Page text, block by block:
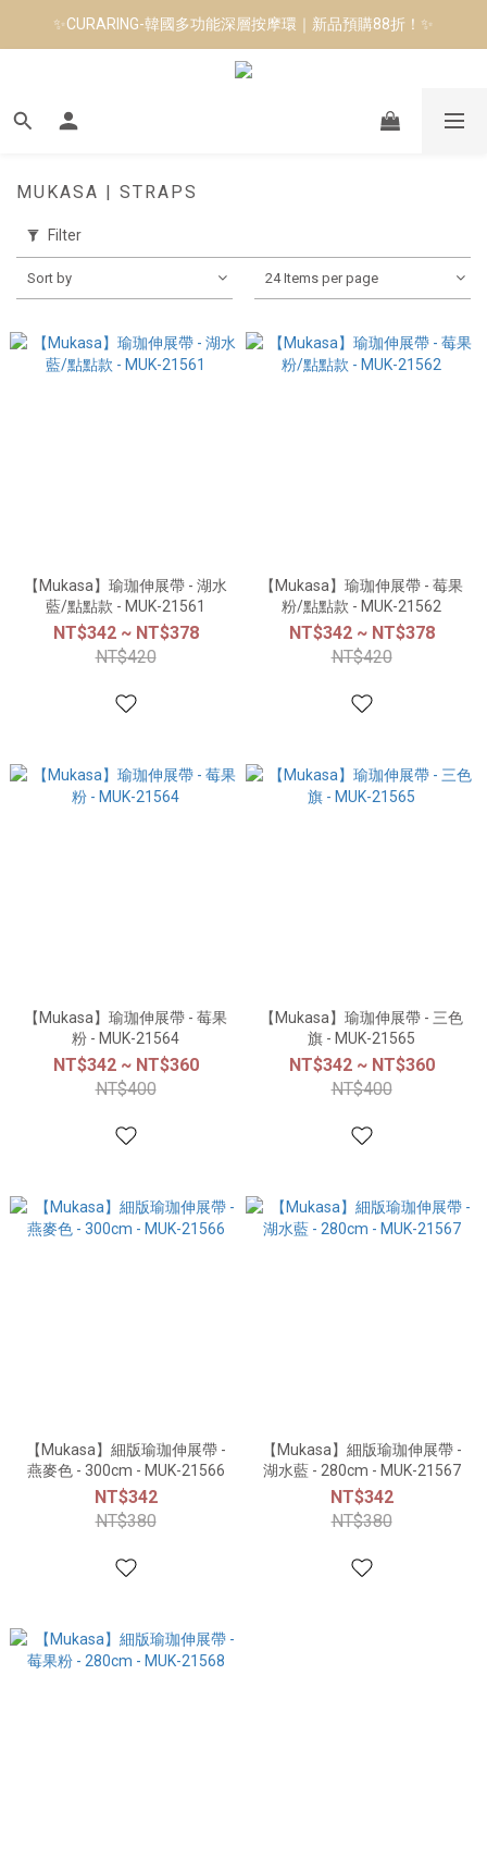
8月短跑滿額贈 | 88 神隊友，好禮爸氣登場
✨CURARING-韓國多功能深層按摩環｜新品預購88折！✨
Manduka-跟著青蛙去旅行｜快閃第二站-台南
8月短跑滿額贈 | 88 神隊友，好禮爸氣登場
MUKASA | STRAPS
Filter
Sort by 24 Items per page
【Mukasa】瑜珈伸展帶 - 湖水
藍/點點款 - MUK-21561
NT$342 ~ NT$378
NT$420
【Mukasa】瑜珈伸展帶 - 莓果
粉/點點款 - MUK-21562
NT$342 ~ NT$378
NT$420
【Mukasa】瑜珈伸展帶 - 莓果
粉 - MUK-21564
NT$342 ~ NT$360
NT$400
【Mukasa】瑜珈伸展帶 - 三色
旗 - MUK-21565
NT$342 ~ NT$360
NT$400
【Mukasa】細版瑜珈伸展帶 -
燕麥色 - 300cm - MUK-21566
NT$342
NT$380
【Mukasa】細版瑜珈伸展帶 -
湖水藍 - 280cm - MUK-21567
NT$342
NT$380